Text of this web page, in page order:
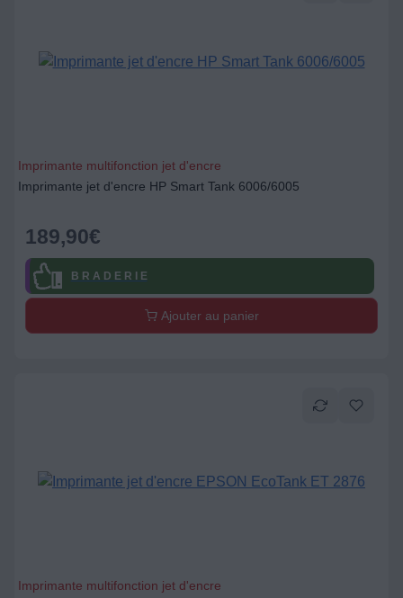
Imprimante multifonction jet d'encre
Imprimante jet d'encre HP Smart Tank 6006/6005
189,90€
B R A D E R I E
Ajouter au panier
Imprimante multifonction jet d'encre